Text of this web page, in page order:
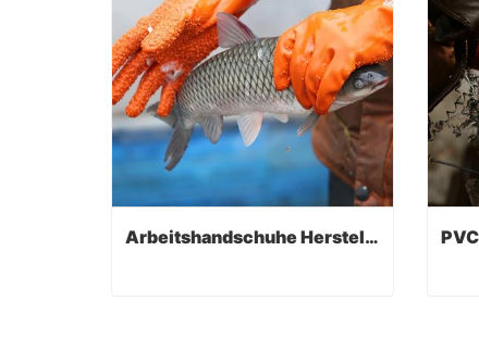
Arbeitshandschuhe Hersteller